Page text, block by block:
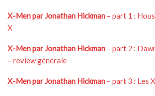
X-Men par Jonathan Hickman – part 1 :
X
X-Men par Jonathan Hickman – part 2 :
– review générale
X-Men par Jonathan Hickman – part 3 : Les